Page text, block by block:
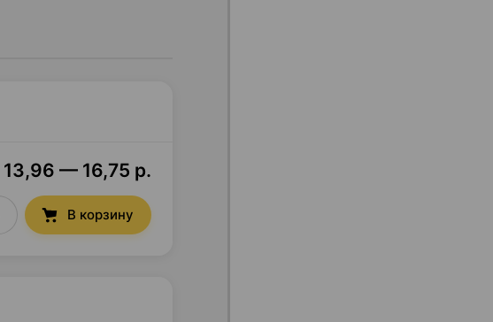
13,96 — 16,75 р.
В корзину